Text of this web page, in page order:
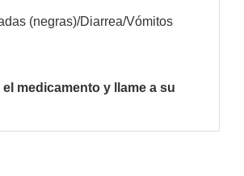
(negras)/Diarrea/Vómitos
el medicamento y llame a su